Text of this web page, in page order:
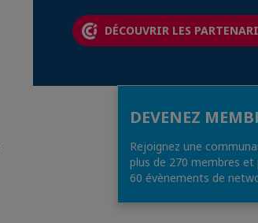
DÉCOUVRIR LES
DEVENEZ
Rejoignez une
plus de 270 membres et
60 évènements de